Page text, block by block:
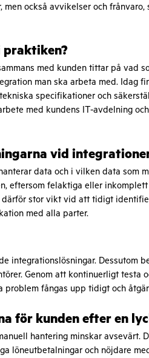
också avvikelser och
praktiken?
med kunden tittar på vad
man ska arbeta med. Idag
specifikationer och
med kundens IT-avdelning
vid
data och i vilken data som
eftersom felaktiga eller
stor vikt vid att tidigt
med alla parter.
integrationslösningar. Dessutom
Genom att kontinuerligt testa
fångas upp tidigt och
för kunden efter en
hantering minskar avsevärt.
löneutbetalningar och nöjdare